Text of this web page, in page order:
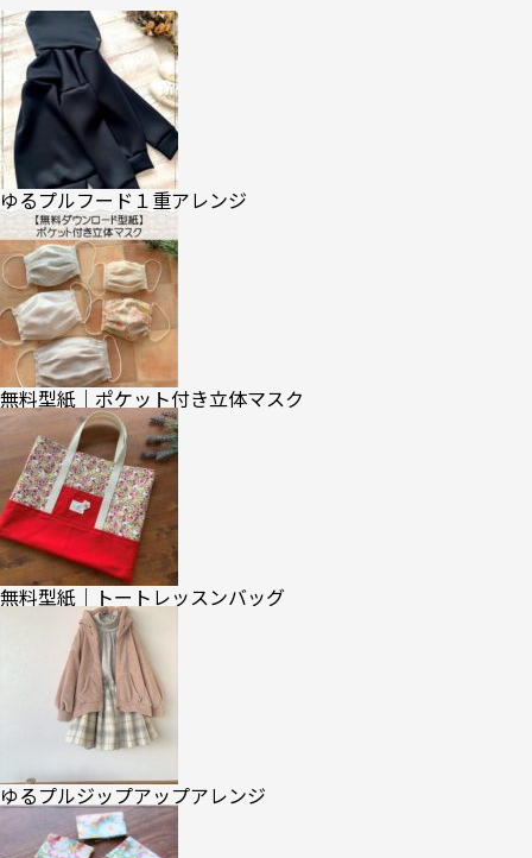
ゆるプルフード１重アレンジ
無料型紙｜ポケット付き立体マスク
無料型紙｜トートレッスンバッグ
ゆるプルジップアップアレンジ